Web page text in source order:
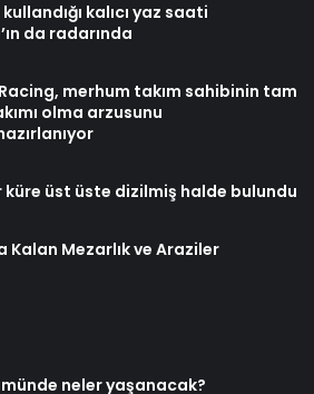
kullandığı kalıcı yaz saati
da radarında
merhum takım sahibinin tam
olma arzusunu
küre üst üste dizilmiş halde bulundu
Kalan Mezarlık ve Araziler
neler yaşanacak?